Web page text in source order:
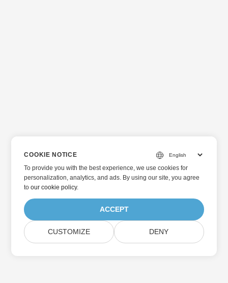
COOKIE NOTICE
To provide you with the best experience, we use cookies for
personalization, analytics, and ads. By using our site, you agree
toour cookie policy.
ACCEPT
CUSTOMIZE DENY